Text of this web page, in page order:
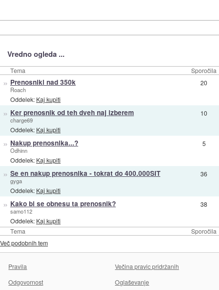
Vredno ogleda ...
Tema Sporočila
Tema Sporočila
» Prenosniki nad 350k
Roach
Oddelek: Kaj kupiti
20
» Ker prenosnik od teh dveh naj izberem
charge69
Oddelek: Kaj kupiti
10
» Nakup prenosnika...?
Odhinn
Oddelek: Kaj kupiti
5
» Se en nakup prenosnika - tokrat do 400.000SIT
gyga
Oddelek: Kaj kupiti
36
» Kako bi se obnesu ta prenosnik?
samo112
Oddelek: Kaj kupiti
38
Več podobnih tem
Pravila
Večina pravic pridržanih
Odgovornost
Oglaševanje